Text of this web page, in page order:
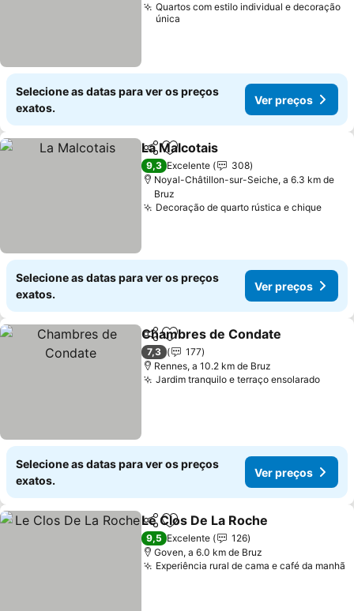
Quartos com estilo individual e decoração
única
Selecione as datas para ver os preços
exatos.
Ver preços
PartilharAdicionar aos favoritos
La Malcotais
9,3 Excelente
308
Noyal-Châtillon-sur-Seiche, a 6.3 km de
Bruz
Decoração de quarto rústica e chiqueVer
Selecione as datas para ver os preços
exatos.
Ver preços
PartilharAdicionar aos favoritos
Chambres de Condate
7,3
177
Rennes, a 10.2 km de Bruz
Jardim tranquilo e terraço ensolaradoVer
Selecione as datas para ver os preços
exatos.
Ver preços
PartilharAdicionar aos favoritos
Le Clos De La Roche
9,5 Excelente
126
Goven, a 6.0 km de Bruz
Experiência rural de cama e café da manhã